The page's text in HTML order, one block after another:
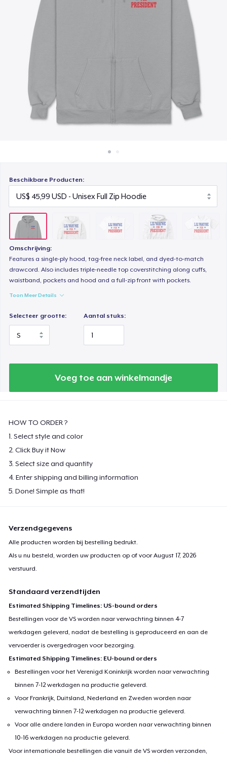
Beschikbare Producten:
Omschrijving:
Features a single-ply hood, tag-free neck label, and dyed-to-match
drawcord. Also includes triple-needle top coverstitching along cuffs,
waistband, pockets and hood and a full-zip front with pockets.
Toon Meer Details
Selecteer grootte: Aantal stuks:
Voeg toe aan winkelmandje
HOW TO ORDER ?
1. Select style and color
2. Click Buy it Now
3. Select size and quantity
4. Enter shipping and billing information
5. Done! Simple as that!
Verzendgegevens
Alle producten worden bij bestelling bedrukt.
Als u nu besteld, worden uw producten op of voorAugust 17, 2026
verstuurd.
Standaard verzendtijden
Estimated Shipping Timelines: US-bound orders
Bestellingen voor de VS worden naar verwachting binnen 4-7
werkdagen geleverd, nadat de bestelling is geproduceerd en aan de
vervoerder is overgedragen voor bezorging.
Estimated Shipping Timelines: EU-bound orders
Bestellingen voor het Verenigd Koninkrijk worden naar verwachting
binnen 7-12 werkdagen na productie geleverd.
Voor Frankrijk, Duitsland, Nederland en Zweden worden naar
verwachting binnen 7-12 werkdagen na productie geleverd.
Voor alle andere landen in Europa worden naar verwachting binnen
10-16 werkdagen na productie geleverd.
Voor internationale bestellingen die vanuit de VS worden verzonden,
Triblend Tee
US$ 25,99
US$ 14,99
Unisex Classic Crewneck Sweatshirt
US$ 33,99
US$ 33,99
Women's Classic Tee
US$ 21,99
Women's Comfort Tee
US$ 22,99
Classic Tank Top
US$ 21,99
US$ 18,99
Women's Flowy Tank Top
Premium Tank Top
US$ 22,99
Women's Boyfriend Tee
US$ 23,99
Baby Premium Onesie
Classic Long Sleeve Tee